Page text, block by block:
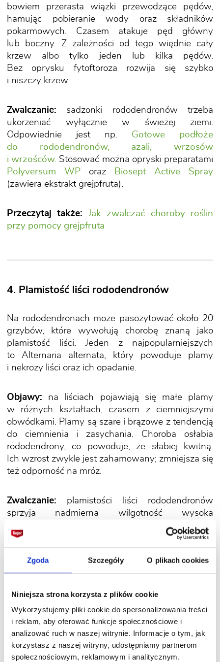
Zgoda Szczegóły O plikach cookies
Niniejsza strona korzysta z plików cookie
Wykorzystujemy pliki cookie do spersonalizowania treści
i reklam, aby oferować funkcje społecznościowe i
analizować ruch w naszej witrynie. Informacje o tym, jak
korzystasz z naszej witryny, udostępniamy partnerom
społecznościowym, reklamowym i analitycznym.
bowiem przerasta wiązki przewodzące pędów,
hamując pobieranie wody oraz składników
pokarmowych. Czasem atakuje pęd główny
lub boczny. Z zależności od tego więdnie cały
krzew albo tylko jeden lub kilka pędów.
Bez oprysku fytoftoroza rozwija się szybko
i niszczy krzew.
Zwalczanie: sadzonki rododendronów trzeba
ukorzeniać wyłącznie w świeżej ziemi.
Odpowiednie jest np. Gotowe podłoże
do rododendronów, azali, wrzosów
i wrzośców. Stosować można opryski preparatami
Polyversum WP oraz
Biosept Active Spray
(zawiera ekstrakt grejpfruta).
Przeczytaj także:
Jak zwalczać choroby roślin
przy pomocy grejpfruta
4. Plamistość liści rododendronów
Na rododendronach może pasożytować około 20
grzybów, które wywołują chorobę znaną jako
plamistość liści. Jeden z najpopularniejszych
to Alternaria alternata, który powoduje plamy
i nekrozy liści oraz ich opadanie.
Objawy: na liściach pojawiają się małe plamy
w różnych kształtach, czasem z ciemniejszymi
obwódkami. Plamy są szare i brązowe z tendencją
do ciemnienia i zasychania. Choroba osłabia
rododendrony, co powoduje, że słabiej kwitną.
Ich wzrost zwykle jest zahamowany; zmniejsza się
też odporność na mróz.
Zwalczanie: plamistości liści rododendronów
sprzyja nadmierna wilgotność wysoka
temperatura. Najłatwiej jej zapobiegać, np.
nie podlewać na liście. Trzeba też usuwać
i niszczyć opadłe liście spod rododendronów.
5. Powłocznik azaliowy
Sprawcą powłocznika azaliowego jest grzyb
Exobasidium vaccini. Najczęściej patogen atakuje